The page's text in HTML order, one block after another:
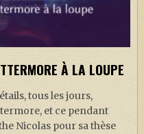
À LA LOUPE
tous les jours,
et ce pendant
Nicolas pour sa thèse